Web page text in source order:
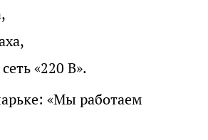
«220 В».
«Мы работаем